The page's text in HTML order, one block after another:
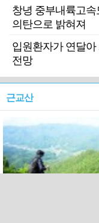
창녕 중부내륙고
의탄으로 밝혀져
입원환자가 연달
전망
근교산